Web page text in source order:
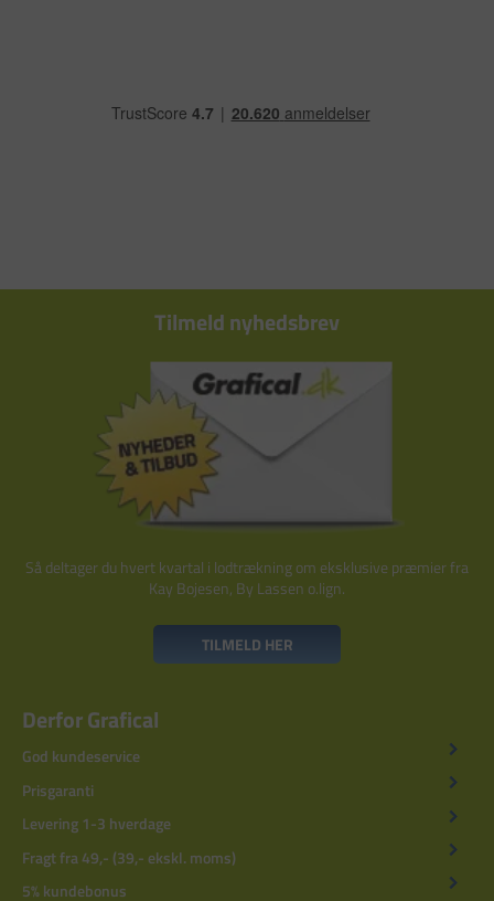
Tilmeld nyhedsbrev
Så deltager du hvert kvartal i lodtrækning om eksklusive præmier fra
Kay Bojesen, By Lassen o.lign.
TILMELD HER
Derfor Grafical
God kundeservice
Prisgaranti
Levering 1-3 hverdage
Fragt fra 49,- (39,- ekskl. moms)
5% kundebonus